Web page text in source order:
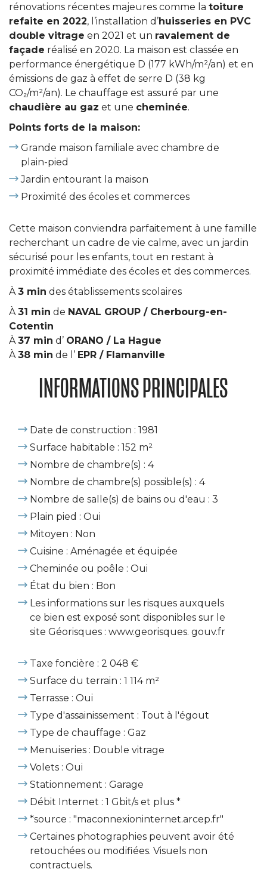
rénovations récentes majeures comme la toiture
refaite en 2022, l’installation d’huisseries en PVC
double vitrage en 2021 et un ravalement de
façade réalisé en 2020. La maison est classée en
performance énergétique D (177 kWh/m²/an) et en
émissions de gaz à effet de serre D (38 kg
CO₂/m²/an). Le chauffage est assuré par une
chaudière au gaz et une cheminée.
Points forts de la maison:
Grande maison familiale avec chambre de
plain-pied
Jardin entourant la maison
Proximité des écoles et commerces
Cette maison conviendra parfaitement à une famille
recherchant un cadre de vie calme, avec un jardin
sécurisé pour les enfants, tout en restant à
proximité immédiate des écoles et des commerces.
À 3 min des établissements scolaires
À 31 min de NAVAL GROUP / Cherbourg-en-
Cotentin
À 37 min d’ ORANO / La Hague
À 38 min de l’ EPR / Flamanville
INFORMATIONS PRINCIPALES
Date de construction : 1981
Surface habitable : 152 m²
Nombre de chambre(s) : 4
Nombre de chambre(s) possible(s) : 4
Nombre de salle(s) de bains ou d'eau : 3
Plain pied : Oui
Mitoyen : Non
Cuisine : Aménagée et équipée
Cheminée ou poêle : Oui
État du bien : Bon
Les informations sur les risques auxquels
ce bien est exposé sont disponibles sur le
site Géorisques : www.georisques. gouv.fr
Taxe foncière : 2 048 €
Surface du terrain : 1 114 m²
Terrasse : Oui
Type d'assainissement : Tout à l'égout
Type de chauffage : Gaz
Menuiseries : Double vitrage
Volets : Oui
Stationnement : Garage
Débit Internet : 1 Gbit/s et plus *
*source : "maconnexioninternet.arcep.fr"
Certaines photographies peuvent avoir été
retouchées ou modifiées. Visuels non
contractuels.